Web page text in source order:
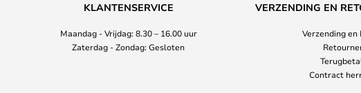
KLANTENSERVICE
Maandag - Vrijdag: 8.30 – 16.00 uur
Zaterdag - Zondag: Gesloten
VERZENDING EN
Verzending en
Contract